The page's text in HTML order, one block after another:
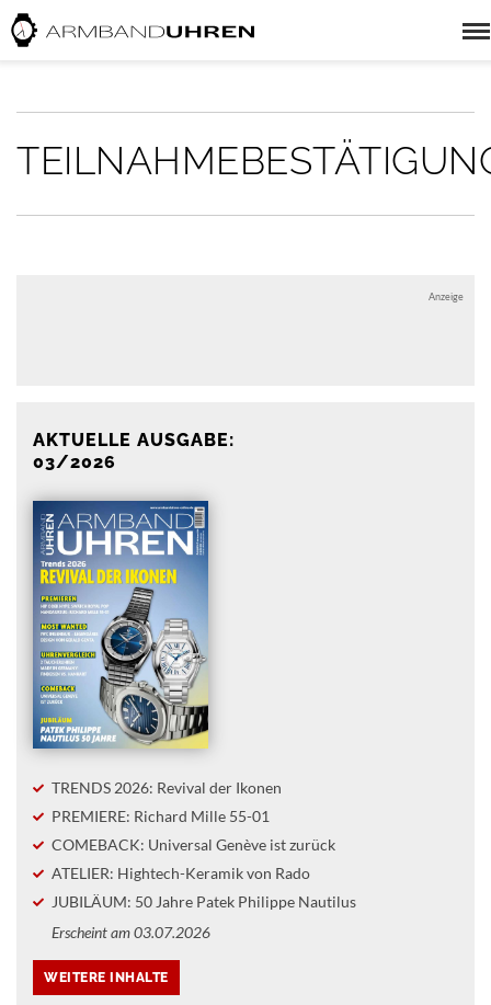
Anzeige
AKTUELLE AUSGABE:
03/2026
TRENDS 2026: Revival der Ikonen
PREMIERE: Richard Mille 55-01
COMEBACK: Universal Genève ist zurück
ATELIER: Hightech-Keramik von Rado
JUBILÄUM: 50 Jahre Patek Philippe Nautilus
Erscheint am 03.07.2026